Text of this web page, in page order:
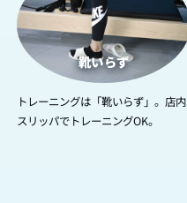
靴いらず
トレーニングは「靴いらず」。店内
スリッパでトレーニングOK。